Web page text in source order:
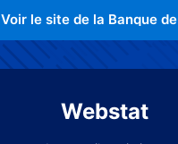
Voir le site de la Banque
Webstat